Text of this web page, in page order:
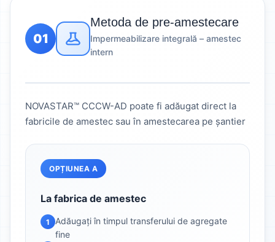
01
Metoda de pre-amestecare
Impermeabilizare integrală – amestec
intern
NOVASTAR™ CCCW-AD poate fi adăugat direct la
fabricile de amestec sau în amestecarea pe șantier
OPȚIUNEA A
La fabrica de amestec
1
Adăugați în timpul transferului de agregate
fine